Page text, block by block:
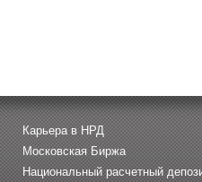
Карьера в НРД
Московская Биржа
Национальный расчетный